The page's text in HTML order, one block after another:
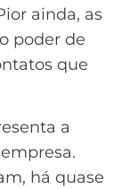
ainda, as
poder de
que
a
há quase